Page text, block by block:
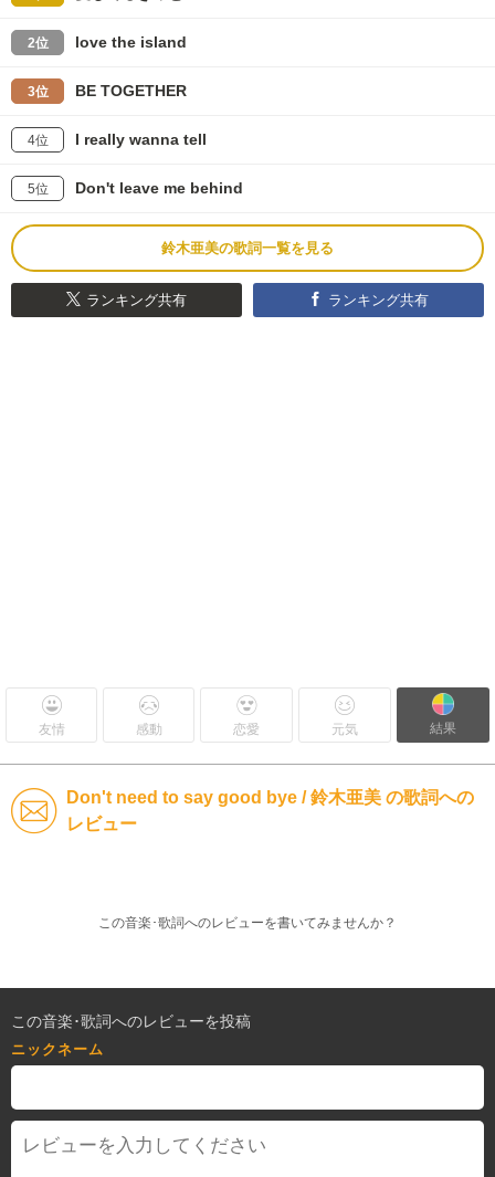
2位 love the island
3位 BE TOGETHER
4位 I really wanna tell
5位 Don't leave me behind
鈴木亜美の歌詞一覧を見る
ランキング共有 ランキング共有
友情 感動 恋愛 元気 結果
Don't need to say good bye / 鈴木亜美 の歌詞への
レビュー
この音楽･歌詞へのレビューを書いてみませんか？
この音楽･歌詞へのレビューを投稿
ニックネーム